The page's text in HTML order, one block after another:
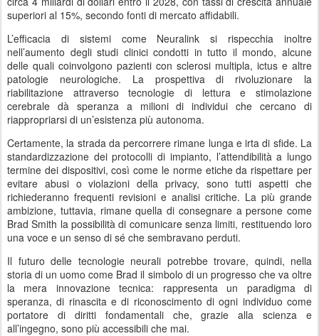
superiori al 15%, secondo fonti di mercato affidabili.
L’efficacia di sistemi come Neuralink si rispecchia inoltre
nell’aumento degli studi clinici condotti in tutto il mondo, alcune
delle quali coinvolgono pazienti con sclerosi multipla, ictus e altre
patologie neurologiche. La prospettiva di rivoluzionare la
riabilitazione attraverso tecnologie di lettura e stimolazione
cerebrale dà speranza a milioni di individui che cercano di
riappropriarsi di un’esistenza più autonoma.
Certamente, la strada da percorrere rimane lunga e irta di sfide. La
standardizzazione dei protocolli di impianto, l’attendibilità a lungo
termine dei dispositivi, così come le norme etiche da rispettare per
evitare abusi o violazioni della privacy, sono tutti aspetti che
richiederanno frequenti revisioni e analisi critiche. La più grande
ambizione, tuttavia, rimane quella di consegnare a persone come
Brad Smith la possibilità di comunicare senza limiti, restituendo loro
una voce e un senso di sé che sembravano perduti.
Il futuro delle tecnologie neurali potrebbe trovare, quindi, nella
storia di un uomo come Brad il simbolo di un progresso che va oltre
la mera innovazione tecnica: rappresenta un paradigma di
speranza, di rinascita e di riconoscimento di ogni individuo come
portatore di diritti fondamentali che, grazie alla scienza e
all’ingegno, sono più accessibili che mai.